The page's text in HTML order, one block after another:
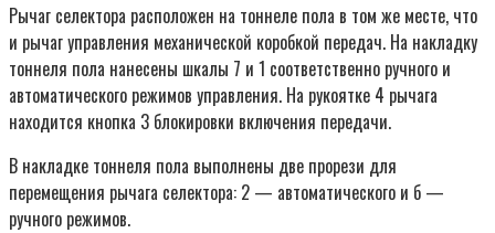
Рычаг селектора расположен на тоннеле пола в том же месте, что
и рычаг управления механической коробкой передач. На накладку
тоннеля пола нанесены шкалы 7 и 1 соответственно ручного и
автоматического режимов управления. На рукоятке 4 рычага
находится кнопка 3 блокировки включения передачи.
В накладке тоннеля пола выполнены две прорези для
перемещения рычага селектора: 2 — автоматического и б —
ручного режимов.